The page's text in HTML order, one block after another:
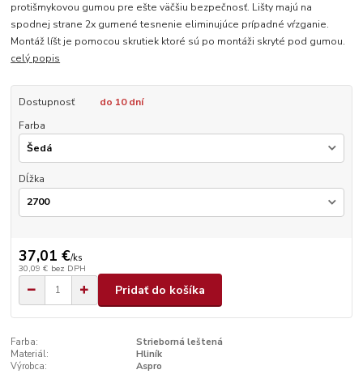
protišmykovou gumou pre ešte väčšiu bezpečnosť. Lišty majú na
spodnej strane 2x gumené tesnenie eliminujúce prípadné vŕzganie.
Montáž líšt je pomocou skrutiek ktoré sú po montáži skryté pod gumou.
celý popis
Dostupnosť
do 10 dní
Farba
Dĺžka
37,01 €/ks
30,09 € bez DPH
Pridať do košíka
Farba:
Strieborná leštená
Materiál:
Hliník
Výrobca:
Aspro